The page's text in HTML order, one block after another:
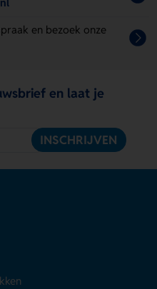
en bezoek onze
en laat je
INSCHRIJVEN